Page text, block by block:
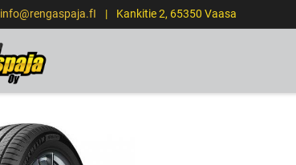
info@rengaspaja.fI | Kankitie 2, 65350 Vaasa